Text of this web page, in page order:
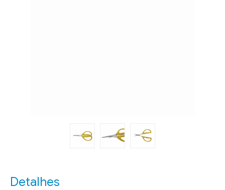
Detalhes